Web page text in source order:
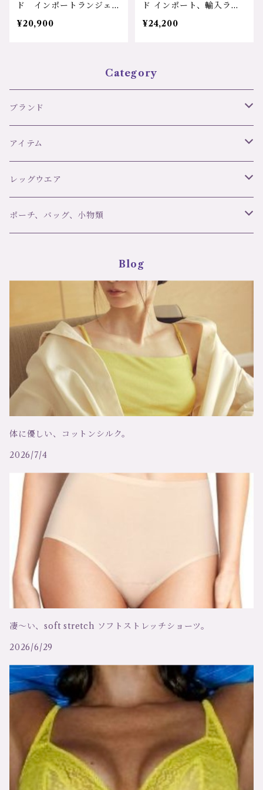
ド インポートランジェリ
ー 輸入下着 ポリエステ
ルサテン 光沢 レース
ト 誕生日 クリスマス
スリップ ナイティドレス
㎝202302 サイズ：Ｓサ
イズ カラー：１，アイボ
ズ：Ｓサイズ 20900円
¥20,900
ド インポート、輸入ラン
ジェリー、チュール レー
ス サテンリボン ゆった
ンジェリー メッシュ＆レ
ース長袖ローブ CM1818
24200円
¥24,200
Category
ブランド
リズ・シャルメル LISE CHARMEL
C42 ULTRA FEMININ
オーバドゥ AUBADE
ランジェリーク L’ANGELIQUE
LJT Les Jupons de Tess
シバリス Sybaris
コエミ COEMI
シモームペレール ＳＩＭＯＮＥ ＰＥＲＥＬＥ
リトラッティ RITRATTI
アリアンヌ
アートマリア、マディバ
テア
アンドレ サルダ
オスカリート
キアラ フィオリーニ
メゾンクローズ
ツインセット
アイテム
ブラ＆ボトムセット
スリップ・ベビードール
ショーツ
キャミソール
トップス
ドレス、ワンピース
ローブ、ガウン
ガーターベルト
カーディガン
セーター
ベスト
スリーインワン（ビスチェ）
ルームウェア
レッグウエア
ブランド
Trasparenzeトラスパレンツェ
デザインストッキング・タイツ
定番ストッキング・タイツ
ソックス
ポーチ、バッグ、小物類
Blog
体に優しい、コットンシルク。
2026/7/4
凄～い、soft stretch ソフトストレッチショーツ。
2026/6/29